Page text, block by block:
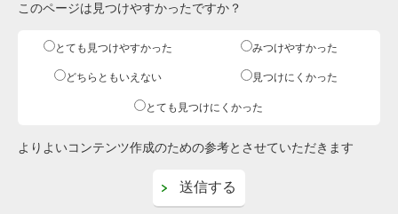
このページは見つけやすかったですか？
とても見つけやすかった みつけやすかった
どちらともいえない 見つけにくかった
とても見つけにくかった
よりよいコンテンツ作成のための参考とさせていただきます